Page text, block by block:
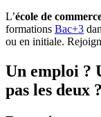
L’école de
formations Bac+3
ou en initiale.
Un emploi ?
pas les deux ?